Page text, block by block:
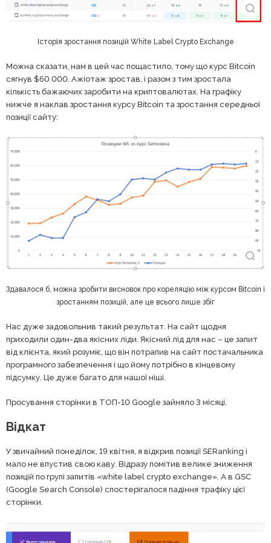
Історія зростання позицій White Label Crypto Exchange
Можна сказати, нам в цей час пощастило, тому що курс Bitcoin
сягнув $60 000. Ажіотаж зростав, і разом з тим зростала
кількість бажаючих заробити на криптовалютах. На графіку
нижче я наклав зростання курсу Bitcoin та зростання середньої
позиції сайту:
Здавалося б, можна зробити висновок про кореляцію між курсом Bitcoin і
зростанням позицій, але це всього лише збіг
Нас дуже задовольнив такий результат. На сайт щодня
приходили один-два якісних ліди. Якісний лід для нас – це запит
від клієнта, який розуміє, що він потрапив на сайт постачальника
програмного забезпечення і що йому потрібно в кінцевому
підсумку. Це дуже багато для нашої ніші.
Просування сторінки в ТОП-10 Google зайняло 3 місяці.
Відкат
У звичайний понеділок, 19 квітня, я відкрив позиції SERanking і
мало не впустив свою каву. Відразу помітив велике зниження
позицій по групі запитів «white label crypto exchange». А в GSC
(Google Search Console) спостерігалося падіння трафіку цієї
сторінки.